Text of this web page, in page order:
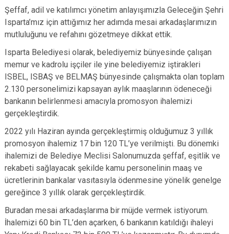
Şeffaf, adil ve katılımcı yönetim anlayışımızla Geleceğin Şehri
Isparta’mız için attığımız her adımda mesai arkadaşlarımızın
mutluluğunu ve refahını gözetmeye dikkat ettik.
Isparta Belediyesi olarak, belediyemiz bünyesinde çalışan
memur ve kadrolu işçiler ile yine belediyemiz iştirakleri
ISBEL, ISBAŞ ve BELMAŞ bünyesinde çalışmakta olan toplam
2.130 personelimizi kapsayan aylık maaşlarının ödeneceği
bankanın belirlenmesi amacıyla promosyon ihalemizi
gerçekleştirdik.
2022 yılı Haziran ayında gerçekleştirmiş olduğumuz 3 yıllık
promosyon ihalemiz 17 bin 120 TL’ye verilmişti. Bu dönemki
ihalemizi de Belediye Meclisi Salonumuzda şeffaf, eşitlik ve
rekabeti sağlayacak şekilde kamu personelinin maaş ve
ücretlerinin bankalar vasıtasıyla ödenmesine yönelik genelge
gereğince 3 yıllık olarak gerçekleştirdik.
Buradan mesai arkadaşlarıma bir müjde vermek istiyorum.
İhalemizi 60 bin TL’den açarken, 6 bankanın katıldığı ihaleyi